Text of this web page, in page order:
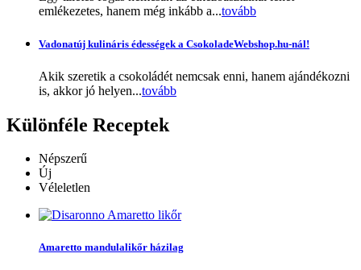
emlékezetes, hanem még inkább a...tovább
Vadonatúj kulináris édességek a CsokoladeWebshop.hu-nál!
Akik szeretik a csokoládét nemcsak enni, hanem ajándékozni
is, akkor jó helyen...tovább
Különféle Receptek
Népszerű
Új
Véleletlen
Amaretto mandulalikőr házilag